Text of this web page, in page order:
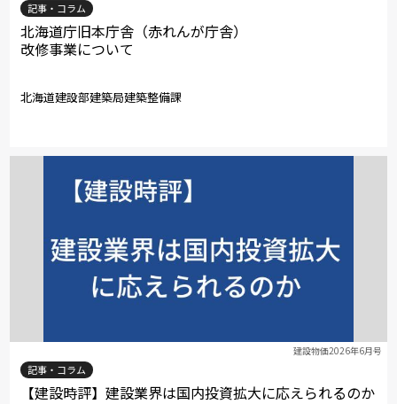
記事・コラム
北海道庁旧本庁舎（赤れんが庁舎）
改修事業について
北海道建設部建築局建築整備課
建設物価2026年6月号
記事・コラム
【建設時評】建設業界は国内投資拡大に応えられるのか